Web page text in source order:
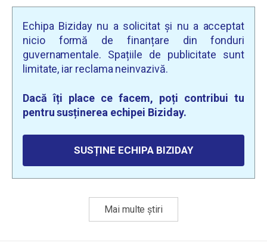
Echipa Biziday nu a solicitat și nu a acceptat
nicio formă de finanțare din fonduri
guvernamentale. Spațiile de publicitate sunt
limitate, iar reclama neinvazivă.
Dacă îți place ce facem, poți contribui tu
pentru susținerea echipei Biziday.
SUSȚINE ECHIPA BIZIDAY
Mai multe știri